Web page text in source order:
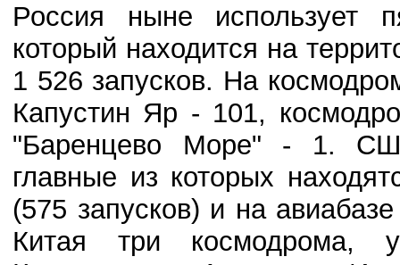
Россия ныне использует
который находится на
1 526 запусков. На
Капустин Яр - 101,
"Баренцево Море" - 1.
главные из которых
(575 запусков) и на
Китая три космодрома,